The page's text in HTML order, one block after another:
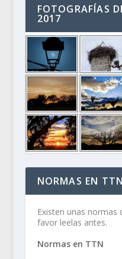
FOTOGRAFÍAS
2017
NORMAS EN TTN
Existen unas normas
favor leelas antes.
Normas en TTN